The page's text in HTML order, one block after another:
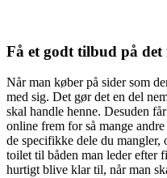
Få et godt tilbud på det
Når man køber på sider som
med sig. Det gør det en del
skal handle henne. Desuden
online frem for så mange
de specifikke dele du mangler,
toilet til båden man leder efter
hurtigt blive klar til, når man